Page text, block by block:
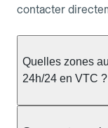
contacter
Quelles zones
24h/24 en VTC ?